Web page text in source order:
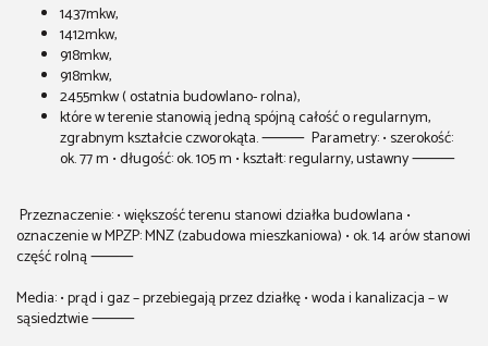
1437mkw,
1412mkw,
918mkw,
918mkw,
2455mkw ( ostatnia budowlano- rolna),
które w terenie stanowią jedną spójną całość o regularnym,
zgrabnym kształcie czworokąta. ⸻ Parametry: • szerokość:
ok. 77 m • długość: ok. 105 m • kształt: regularny, ustawny ⸻
Przeznaczenie: • większość terenu stanowi działka budowlana •
oznaczenie w MPZP: MNZ (zabudowa mieszkaniowa) • ok. 14 arów stanowi
część rolną ⸻
Media: • prąd i gaz – przebiegają przez działkę • woda i kanalizacja – w
sąsiedztwie ⸻